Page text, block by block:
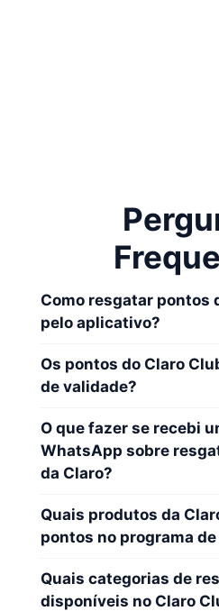
Como resgatar pontos
pelo aplicativo?
Os pontos do Claro
de validade?
O que fazer se recebi
WhatsApp sobre
da Claro?
Quais produtos da
pontos no programa
Quais categorias de
disponíveis no Claro